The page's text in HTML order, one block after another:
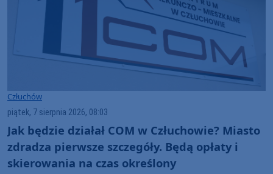
Człuchów
piątek, 7 sierpnia 2026, 08:03
Jak będzie działał COM w Człuchowie? Miasto
zdradza pierwsze szczegóły. Będą opłaty i
skierowania na czas określony